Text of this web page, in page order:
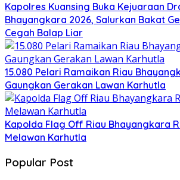
Kapolres Kuansing Buka Kejuaraan
Bhayangkara 2026, Salurkan Bakat
Cegah Balap Liar
15.080 Pelari Ramaikan Riau
Gaungkan Gerakan Lawan Karhutla
Kapolda Flag Off Riau Bhayangkara
Melawan Karhutla
Popular Post